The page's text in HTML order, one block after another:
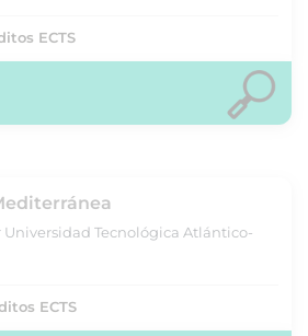
ECTS
Universidad Tecnológica Atlántico-
ECTS